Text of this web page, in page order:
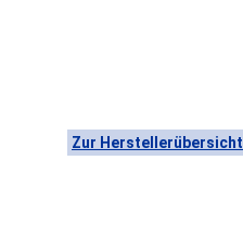
Zur Herstellerübersicht